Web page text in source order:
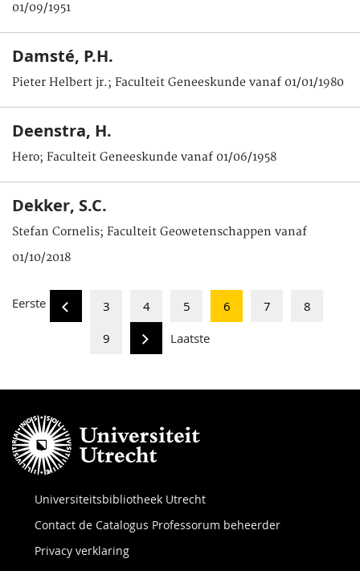
01/09/1951
Damsté, P.H.
Pieter Helbert jr.; Faculteit Geneeskunde vanaf 01/01/1980
Deenstra, H.
Hero; Faculteit Geneeskunde vanaf 01/06/1958
Dekker, S.C.
Stefan Cornelis; Faculteit Geowetenschappen vanaf
01/10/2018
Eerste 3 4 5 6 7
8
9
Laatste
Universiteitsbibliotheek Utrecht
Contact de Catalogus Professorum beheerder
Privacy verklaring